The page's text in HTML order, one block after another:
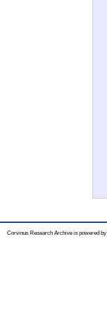
Corvinus Research Archive is powered by